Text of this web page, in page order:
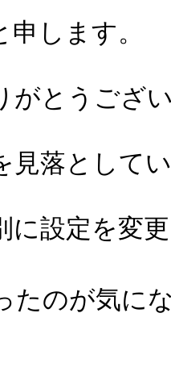
申します。
がとうござ
見落として
に設定を変
たのが気に